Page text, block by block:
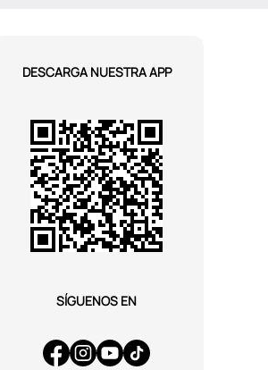
DESCARGA NUESTRA APP
SÍGUENOS EN